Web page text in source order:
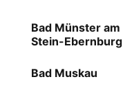
Bad Münster am
Stein-Ebernburg
Bad Muskau